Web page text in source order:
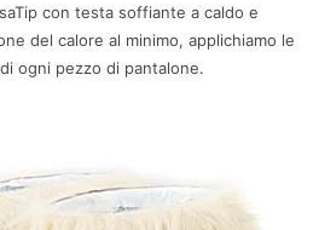
con testa soffiante a caldo e
del calore al minimo, applichiamo le
ogni pezzo di pantalone.